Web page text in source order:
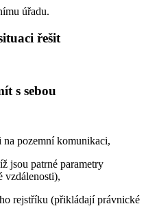
úřadu.
řešit
s sebou
pozemní komunikaci,
jsou patrné parametry
vzdálenosti),
rejstříku (přikládají právnické